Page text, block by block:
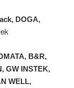
DOGA,
B&R,
GW INSTEK,
WELL,